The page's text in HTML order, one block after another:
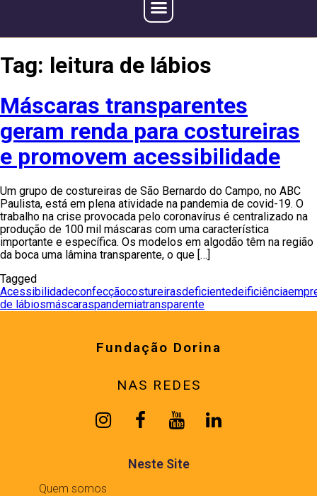
Tag: leitura de lábios
Máscaras transparentes
geram renda para costureiras
e promovem acessibilidade
Um grupo de costureiras de São Bernardo do Campo, no ABC
Paulista, está em plena atividade na pandemia de covid-19. O
trabalho na crise provocada pelo coronavírus é centralizado na
produção de 100 mil máscaras com uma característica
importante e específica. Os modelos em algodão têm na região
da boca uma lâmina transparente, o que […]
Tagged
Acessibilidadeconfecçãocostureirasdeficientedeificiência
de lábiosmáscaraspandemiatransparente
Fundação Dorina
NAS REDES
Neste Site
Quem somos